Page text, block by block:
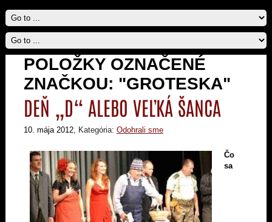
POLOŽKY OZNAČENÉ
ZNAČKOU: "GROTESKA"
DEŇ „D“ ALEBO VEĽKÁ ŠANCA
10. mája 2012, Kategória: Odohrali sme
Čo
sa